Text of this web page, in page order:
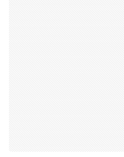
บริหารธุกิจ และสาขาบริหา
Finn ก่อตั้งในปี 2557 ด้วย
บการศึกษาระดับโลก โดยมุ่
มาตรฐานสากลผ่านหลักสู
หน่วยงานกำกับคุณวุฒิของ
มากประสบการณ์จากแวด
ยนราว 130 คน และศิษย์เ
งการดำเนินงาน ถือเป็นส